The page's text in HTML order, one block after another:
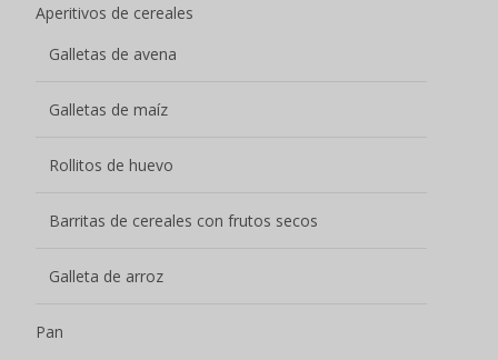
Aperitivos de cereales
Galletas de avena
Galletas de maíz
Rollitos de huevo
Barritas de cereales con frutos secos
Galleta de arroz
Pan